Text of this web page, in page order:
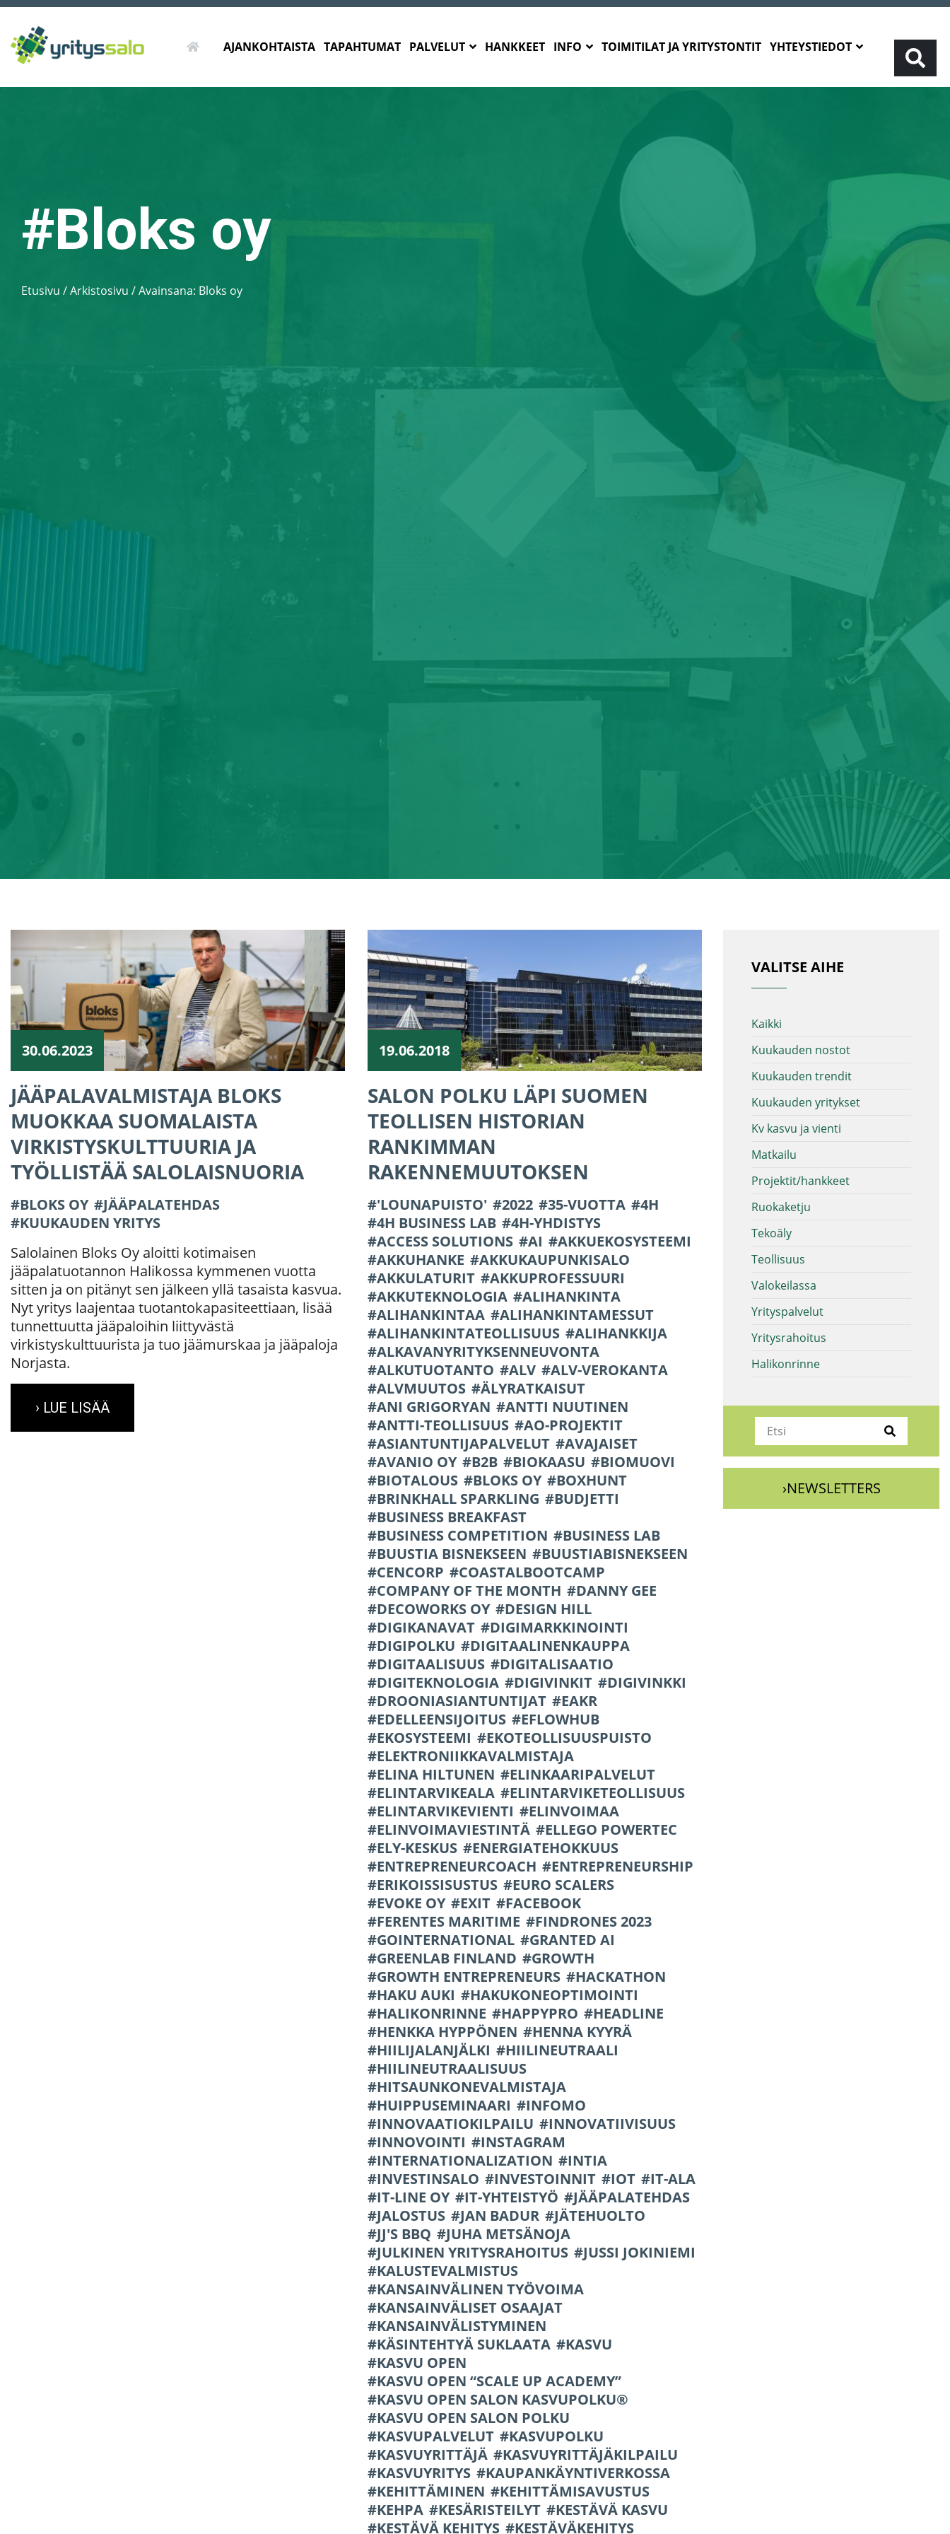
ETUSIVU AJANKOHTAISTA TAPAHTUMAT PALVELUT HANKKEET INFO TOIMITILAT JA YRITYSTONTIT YHTEYSTIEDOT
#Bloks oy
Etusivu /Arkistosivu / Avainsana: Bloks oy
30.06.2023
JÄÄPALAVALMISTAJA BLOKS
MUOKKAA SUOMALAISTA
VIRKISTYSKULTTUURIA JA
TYÖLLISTÄÄ SALOLAISNUORIA
BLOKS OY
JÄÄPALATEHDAS
KUUKAUDEN YRITYS
Salolainen Bloks Oy aloitti kotimaisen
jääpalatuotannon Halikossa kymmenen vuotta
sitten ja on pitänyt sen jälkeen yllä tasaista kasvua.
Nyt yritys laajentaa tuotantokapasiteettiaan, lisää
tunnettuutta jääpaloihin liittyvästä
virkistyskulttuurista ja tuo jäämurskaa ja jääpaloja
Norjasta.
› LUE LISÄÄ
19.06.2018
SALON POLKU LÄPI SUOMEN
TEOLLISEN HISTORIAN
RANKIMMAN
RAKENNEMUUTOKSEN
'LOUNAPUISTO' 2022 35-VUOTTA
4H
4H BUSINESS LAB
4H-YHDISTYS
ACCESS SOLUTIONS
AI
AKKUEKOSYSTEEMI
AKKUHANKE
AKKUKAUPUNKISALO
AKKULATURIT
AKKUPROFESSUURI
AKKUTEKNOLOGIA
ALIHANKINTA
ALIHANKINTAA
ALIHANKINTAMESSUT
ALIHANKINTATEOLLISUUS
ALIHANKKIJA
ALKAVANYRITYKSENNEUVONTA
ALKUTUOTANTO
ALV
ALV-VEROKANTA
ALVMUUTOS
ÄLYRATKAISUT
ANI GRIGORYAN
ANTTI NUUTINEN
ANTTI-TEOLLISUUS
AO-PROJEKTIT
ASIANTUNTIJAPALVELUT
AVAJAISET
AVANIO OY
B2B BIOKAASU
BIOMUOVI
BIOTALOUS
BLOKS OY
BOXHUNT
BRINKHALL SPARKLING
BUDJETTI
BUSINESS BREAKFAST
BUSINESS COMPETITION
BUSINESS LAB
BUUSTIA BISNEKSEEN
BUUSTIABISNEKSEEN
CENCORP
COASTALBOOTCAMP
COMPANY OF THE MONTH
DANNY GEE
DECOWORKS OY
DESIGN HILL
DIGIKANAVAT
DIGIMARKKINOINTI
DIGIPOLKU
DIGITAALINENKAUPPA
DIGITAALISUUS
DIGITALISAATIO
DIGITEKNOLOGIA
DIGIVINKIT
DIGIVINKKI
DROONIASIANTUNTIJAT
EAKR
EDELLEENSIJOITUS
EFLOWHUB
EKOSYSTEEMI
EKOTEOLLISUUSPUISTO
ELEKTRONIIKKAVALMISTAJA
ELINA HILTUNEN
ELINKAARIPALVELUT
ELINTARVIKEALA
ELINTARVIKETEOLLISUUS
ELINTARVIKEVIENTI
ELINVOIMAA
ELINVOIMAVIESTINTÄ
ELLEGO POWERTEC
ELY-KESKUS
ENERGIATEHOKKUUS
ENTREPRENEURCOACH
ENTREPRENEURSHIP
ERIKOISSISUSTUS
EURO SCALERS
EVOKE OY
EXIT
FACEBOOK
FERENTES MARITIME
FINDRONES 2023
GOINTERNATIONAL
GRANTED AI
GREENLAB FINLAND
GROWTH
GROWTH ENTREPRENEURS
HACKATHON
HAKU AUKI
HAKUKONEOPTIMOINTI
HALIKONRINNE
HAPPYPRO
HEADLINE
HENKKA HYPPÖNEN
HENNA KYYRÄ
HIILIJALANJÄLKI
HIILINEUTRAALI
HIILINEUTRAALISUUS
HITSAUNKONEVALMISTAJA
HUIPPUSEMINAARI
INFOMO
INNOVAATIOKILPAILU
INNOVATIIVISUUS
INNOVOINTI
INSTAGRAM
INTERNATIONALIZATION
INTIA
INVESTINSALO
INVESTOINNIT IOT
IT-ALA
IT-LINE OY
IT-YHTEISTYÖ
JÄÄPALATEHDAS
JALOSTUS
JAN BADUR
JÄTEHUOLTO
JJ'S BBQ
JUHA METSÄNOJA
JULKINEN YRITYSRAHOITUS
JUSSI JOKINIEMI
KALUSTEVALMISTUS
KANSAINVÄLINEN TYÖVOIMA
KANSAINVÄLISET OSAAJAT
KANSAINVÄLISTYMINEN
KÄSINTEHTYÄ SUKLAATA
KASVU
KASVU OPEN
KASVU OPEN “SCALE UP ACADEMY”
KASVU OPEN SALON KASVUPOLKU®
KASVU OPEN SALON POLKU
KASVUPALVELUT
KASVUPOLKU
KASVUYRITTÄJÄ
KASVUYRITTÄJÄKILPAILU
KASVUYRITYS
KAUPANKÄYNTIVERKOSSA
KEHITTÄMINEN
KEHITTÄMISAVUSTUS
KEHPA
KESÄRISTEILYT
KESTÄVÄ KASVU
KESTÄVÄ KEHITYS
KESTÄVÄKEHITYS
VALITSE AIHE
Kaikki
Kuukauden nostot
Kuukauden trendit
Kuukauden yritykset
Kv kasvu ja vienti
Matkailu
Projektit/hankkeet
Ruokaketju
Tekoäly
Teollisuus
Valokeilassa
Yrityspalvelut
Yritysrahoitus
Halikonrinne
›NEWSLETTERS